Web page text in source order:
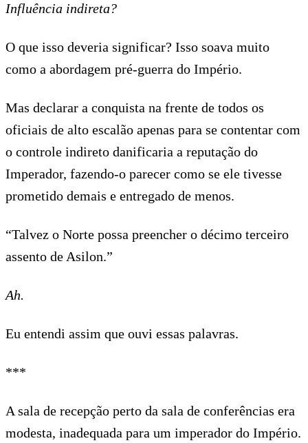
Influência indireta?
O que isso deveria significar? Isso soava muito
como a abordagem pré-guerra do Império.
Mas declarar a conquista na frente de todos os
oficiais de alto escalão apenas para se contentar com
o controle indireto danificaria a reputação do
Imperador, fazendo-o parecer como se ele tivesse
prometido demais e entregado de menos.
“Talvez o Norte possa preencher o décimo terceiro
assento de Asilon.”
Ah.
Eu entendi assim que ouvi essas palavras.
***
A sala de recepção perto da sala de conferências era
modesta, inadequada para um imperador do Império.